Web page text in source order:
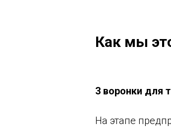
Как мы
3 воронки для
На этапе